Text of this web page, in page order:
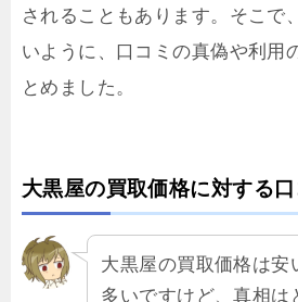
されることもあります。そこで
いように、口コミの真偽や利用
とめました。
大黒屋の買取価格に対する口
大黒屋の買取価格は安
多いですけど、真相は